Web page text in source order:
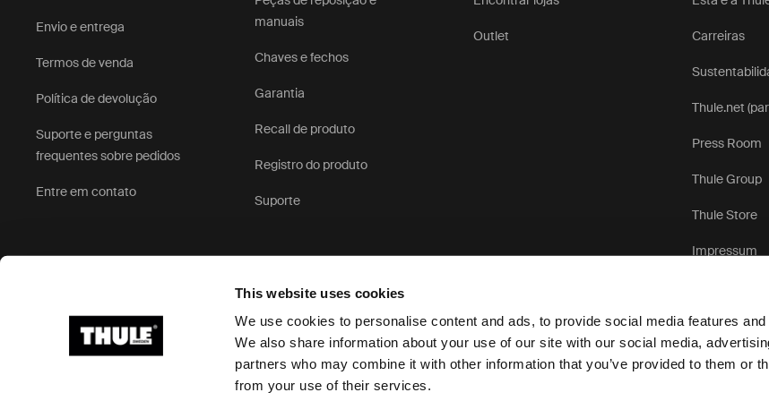
This website uses cookies
We use cookies to personalise content and ads, to provide social media features
We also share information about your use of our site with our social media,
partners who may combine it with other information that you’ve provided to them or
from your use of their services.
Envio e entrega
Termos de venda
Política de devolução
Suporte e perguntas
frequentes sobre pedidos
Entre em contato
manuais
Chaves e fechos
Garantia
Recall de produto
Registro do produto
Suporte
Outlet Carreiras
Thule.net
Press Room
Thule Group
Thule Store
Impressum
Ⓒ 2026 Thule Group. Todos os direitos reservados Aviso de